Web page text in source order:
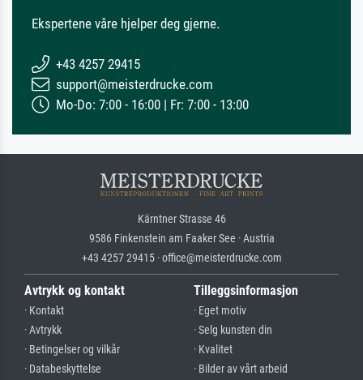
Ekspertene våre hjelper deg gjerne.
+43 4257 29415
support@meisterdrucke.com
Mo-Do: 7:00 - 16:00 | Fr: 7:00 - 13:00
Kärntner Strasse 46
9586 Finkenstein am Faaker See · Austria
+43 4257 29415 · office@meisterdrucke.com
Avtrykk og kontakt
· Kontakt
· Avtrykk
· Betingelser og vilkår
· Databeskyttelse
Tilleggsinformasjon
· Eget motiv
· Selg kunsten din
· Kvalitet
· Bilder av vårt arbeid